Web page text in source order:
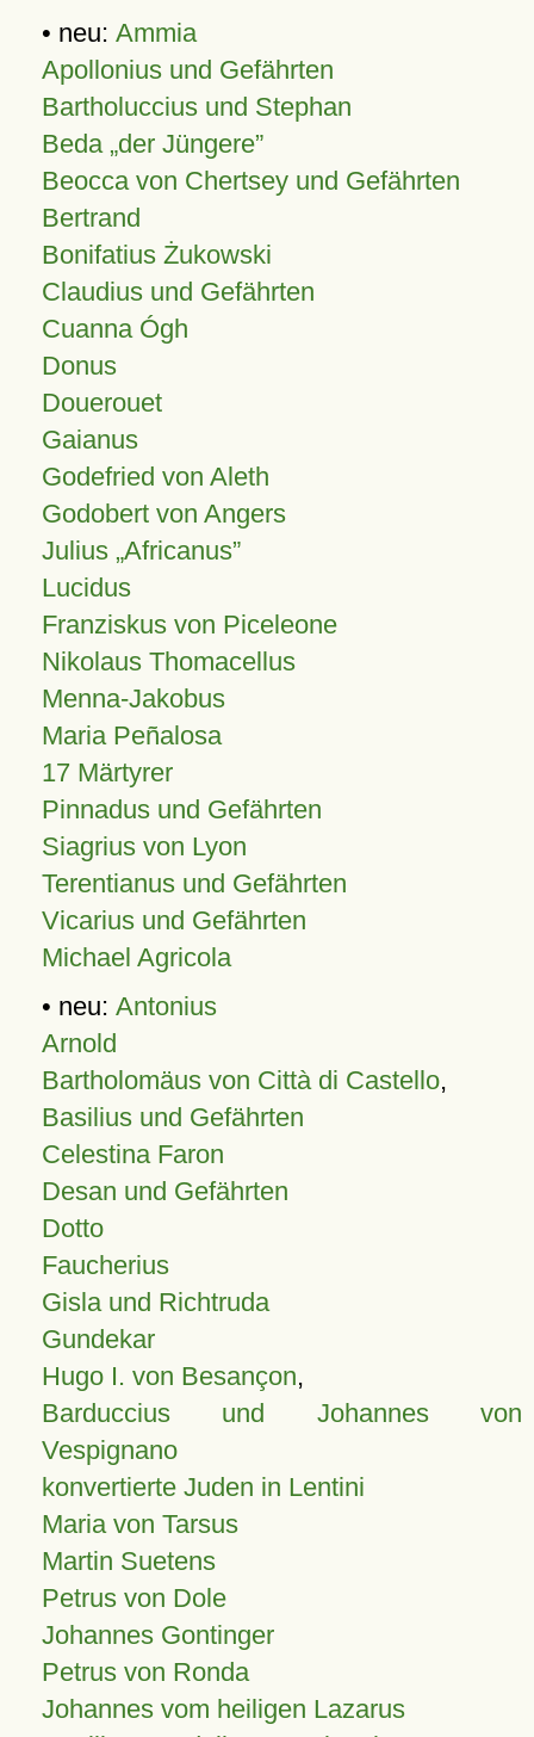
• neu: Ammia
Apollonius und Gefährten
Bartholuccius und Stephan
Beda „der Jüngere”
Beocca von Chertsey und Gefährten
Bertrand
Bonifatius Żukowski
Claudius und Gefährten
Cuanna Ógh
Donus
Douerouet
Gaianus
Godefried von Aleth
Godobert von Angers
Julius Africanus
Lucidus
Franziskus von Piceleone
Nikolaus Thomacellus
Menna-Jakobus
Maria Peñalosa
17 Märtyrer
Pinnadus und Gefährten
Siagrius von Lyon
Terentianus und Gefährten
Vicarius und Gefährten
Michael Agricola
• neu: Antonius
Arnold
Bartholomäus von Città di Castello,
Basilius und Gefährten
Celestina Faron
Desan und Gefährten
Dotto
Faucherius
Gisla und Richtruda
Gundekar
Hugo I. von Besançon,
Barduccius und Johannes von
Vespignano
konvertierte Juden in Lentini
Maria von Tarsus
Martin Suetens
Petrus von Dole
Johannes Gontinger
Petrus von Ronda
Johannes vom heiligen Lazarus